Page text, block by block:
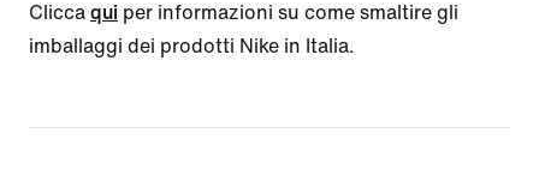
Clicca qui per informazioni su come smaltire gli
imballaggi dei prodotti Nike in Italia.